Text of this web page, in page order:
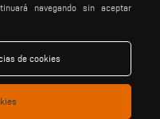
legales
navegando sin aceptar
de cookies